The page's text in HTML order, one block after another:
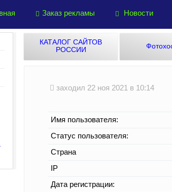
Заказ рекламы Новости
КАТАЛОГ САЙТОВ
РОССИИ
заходил 22 ноя 2021 в 10:14
Имя пользователя:
Статус пользователя:
Страна
IP
Дата регистрации: